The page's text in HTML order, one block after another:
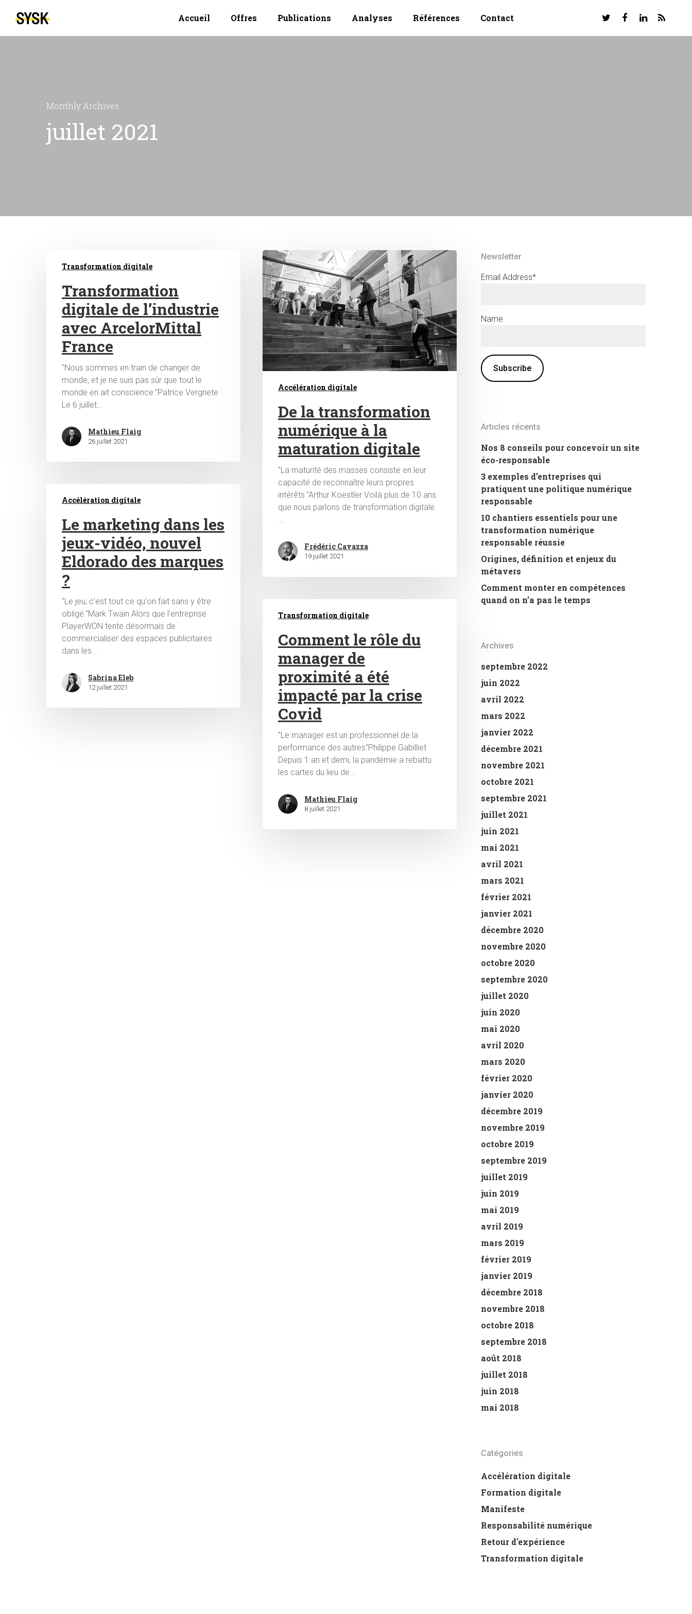
Hit enter to search or ESC to close
Accueil Offres Publications Analyses Références Contact
Monthly Archives
juillet 2021
Transformation digitale
Transformation
digitale de l’industrie
avec ArcelorMittal
France
"Nous sommes en train de changer de
monde, et je ne suis pas sûr que tout le
monde en ait conscience."Patrice Vergriete
Le 6 juillet…
Mathieu Flaig
26 juillet 2021
Accélération digitale
De la transformation
numérique à la
maturation digitale
"La maturité des masses consiste en leur
capacité de reconnaître leurs propres
intérêts."Arthur Koestler Voilà plus de 10 ans
que nous parlons de transformation digitale.
…
Frédéric Cavazza
19 juillet 2021
Accélération digitale
Le marketing dans les
jeux-vidéo, nouvel
Eldorado des marques
?
"Le jeu, c'est tout ce qu'on fait sans y être
obligé."Mark Twain Alors que l’entreprise
PlayerWON tente désormais de
commercialiser des espaces publicitaires
dans les…
Sabrina Eleb
12 juillet 2021
Transformation digitale
Comment le rôle du
manager de
proximité a été
impacté par la crise
Covid
"Le manager est un professionnel de la
performance des autres"Philippe Gabilliet
Depuis 1 an et demi, la pandémie a rebattu
les cartes du lieu de…
Mathieu Flaig
8 juillet 2021
Newsletter
Email Address*
Name
Articles récents
Nos 8 conseils pour concevoir un site
éco-responsable
3 exemples d’entreprises qui
pratiquent une politique numérique
responsable
10 chantiers essentiels pour une
transformation numérique
responsable réussie
Origines, définition et enjeux du
métavers
Comment monter en compétences
quand on n’a pas le temps
Archives
septembre 2022
juin 2022
avril 2022
mars 2022
janvier 2022
décembre 2021
novembre 2021
octobre 2021
septembre 2021
juillet 2021
juin 2021
mai 2021
avril 2021
mars 2021
février 2021
janvier 2021
décembre 2020
novembre 2020
octobre 2020
septembre 2020
juillet 2020
juin 2020
mai 2020
avril 2020
mars 2020
février 2020
janvier 2020
décembre 2019
novembre 2019
octobre 2019
septembre 2019
juillet 2019
juin 2019
mai 2019
avril 2019
mars 2019
février 2019
janvier 2019
décembre 2018
novembre 2018
octobre 2018
septembre 2018
août 2018
juillet 2018
juin 2018
mai 2018
Catégories
Accélération digitale
Formation digitale
Manifeste
Responsabilité numérique
Retour d'expérience
Transformation digitale